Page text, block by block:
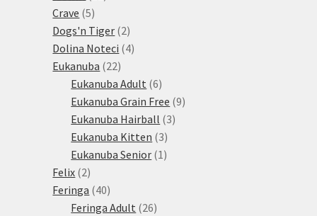
Crave 55
produktů
Dogs'n Tiger 22
produkty
Dolina Noteci 44
Eukanuba 2222
produktů
Eukanuba Adult 66
produktů
Eukanuba Grain Free 99
Eukanuba Hairball 33
Eukanuba Kitten 33
produkty
Eukanuba Senior 1 1
Felix 22
produkty
Feringa 4040
produktů
Feringa Adult 2626